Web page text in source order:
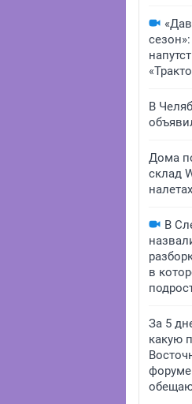
В
Дома
склад
налетах
В
в
За 5
какую
форуме